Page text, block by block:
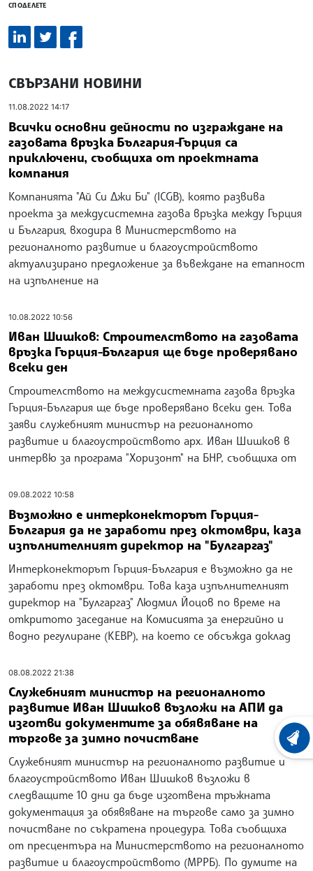
СПОДЕЛЕТЕ
СВЪРЗАНИ НОВИНИ
11.08.2022 14:17
Всички основни дейности по изграждане на
газовата връзка България-Гърция са
приключени, съобщиха от проектната
компания
Компанията "Ай Си Джи Би" (ICGB), която развива
проекта за междусистемна газова връзка между Гърция
и България, входира в Министерството на
регионалното развитие и благоустройството
актуализирано предложение за въвеждане на етапност
на изпълнение на
10.08.2022 10:56
Иван Шишков: Строителството на газовата
връзка Гърция-България ще бъде проверявано
всеки ден
Строителството на междусистемната газова връзка
Гърция-България ще бъде проверявано всеки ден. Това
заяви служебният министър на регионалното
развитие и благоустройството арх. Иван Шишков в
интервю за програма "Хоризонт" на БНР, съобщиха от
09.08.2022 10:58
Възможно е интерконекторът Гърция-
България да не заработи през октомври, каза
изпълнителният директор на "Булгаргаз"
Интерконекторът Гърция-България е възможно да не
заработи през октомври. Това каза изпълнителният
директор на "Булгаргаз" Людмил Йоцов по време на
откритото заседание на Комисията за енергийно и
водно регулиране (КЕВР), на което се обсъжда доклад
08.08.2022 21:38
Служебният министър на регионалното
развитие Иван Шишков възложи на АПИ да
изготви документите за обявяване на
търгове за зимно почистване
Служебният министър на регионалното развитие и
благоустройството Иван Шишков възложи в
следващите 10 дни да бъде изготвена тръжната
документация за обявяване на търгове само за зимно
почистване по съкратена процедура. Това съобщиха
от пресцентъра на Министерството на регионалното
развитие и благоустройството (МРРБ). По думите на